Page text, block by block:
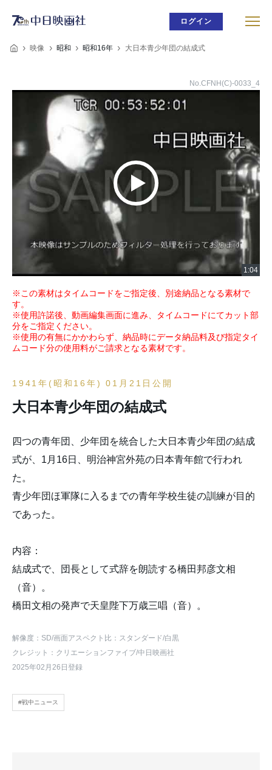
ログイン
映像 昭和 昭和16年 大日本青少年団の結成式
No.CFNH(C)-0033_4
※この素材はタイムコードをご指定後、別途納品となる素材で
す。
※使用許諾後、動画編集画面に進み、タイムコードにてカット部
分をご指定ください。
※使用の有無にかかわらず、納品時にデータ納品料及び指定タイ
ムコード分の使用料がご請求となる素材です。
1941年(昭和16年) 01月21日公開
大日本青少年団の結成式
四つの青年団、少年団を統合した大日本青少年団の結成
式が、1月16日、明治神宮外苑の日本青年館で行われ
た。
青少年団ほ軍隊に入るまでの青年学校生徒の訓練が目的
であった。
内容：
結成式で、団長として式辞を朗読する橋田邦彦文相
（音）。
橋田文相の発声で天皇陛下万歳三唱（音）。
解像度：SD/画面アスペクト比：スタンダード/白黒
クレジット：クリエーションファイブ/中日映画社
2025年02月26日登録
#戦中ニュース